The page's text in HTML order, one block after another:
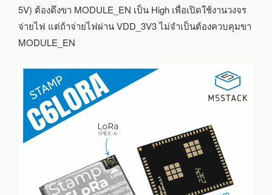
5V) ต้องดึงขา MODULE_EN เป็น High เพื่อเปิดใช้งานวงจร
จ่ายไฟ แต่ถ้าจ่ายไฟผ่าน VDD_3V3 ไม่จำเป็นต้องควบคุมขา
MODULE_EN